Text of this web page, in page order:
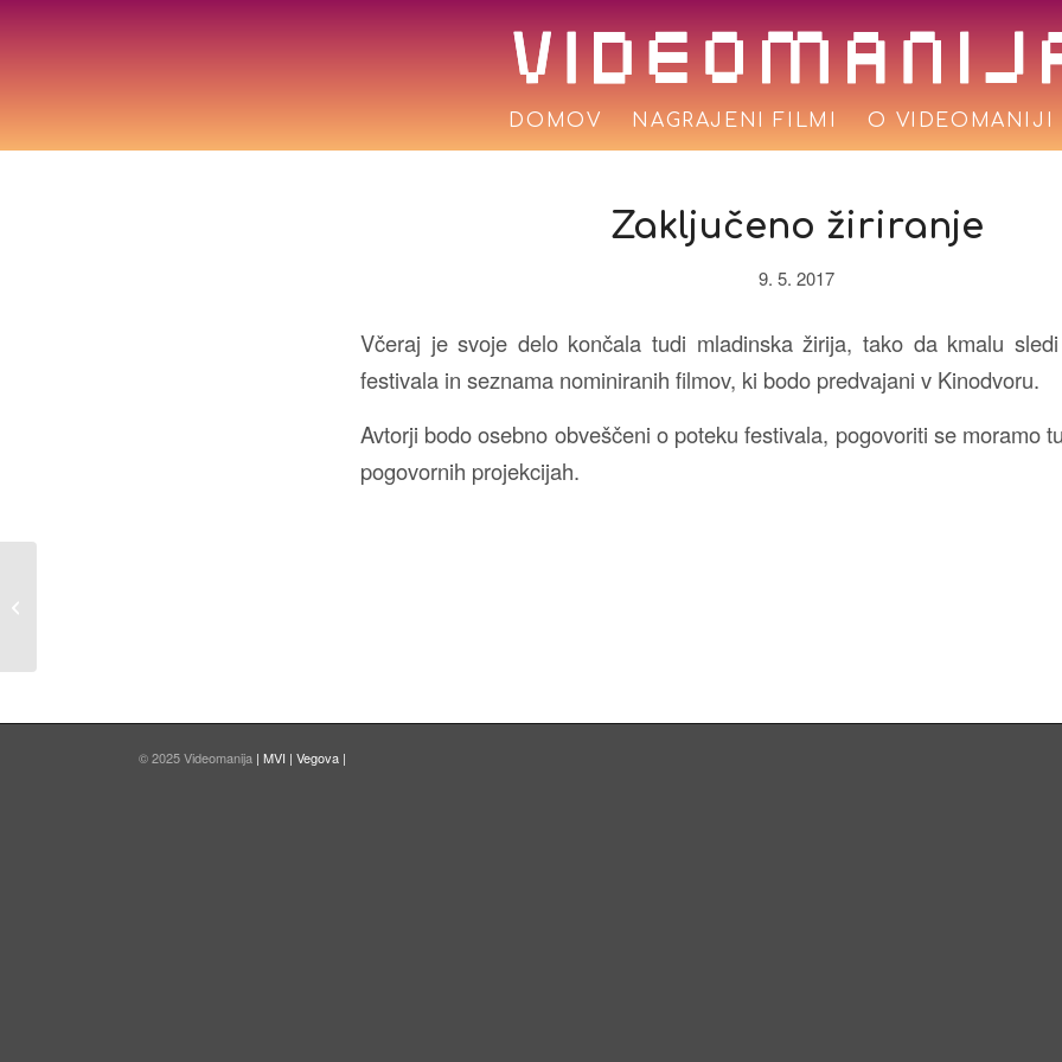
DOMOV NAGRAJENI FILMI O VIDEOMANIJI
Zaključeno žiriranje
9. 5. 2017
Včeraj je svoje delo končala tudi mladinska žirija, tako da kmalu
festivala in seznama nominiranih filmov, ki bodo predvajani v Kinodvoru.
Avtorji bodo osebno obveščeni o poteku festivala, pogovoriti se moramo
pogovornih projekcijah.
© 2025 Videomanija | MVI |Vegova |